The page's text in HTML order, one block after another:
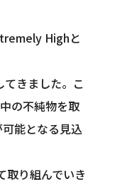
Highと
きました。こ
の不純物を取
能となる見込
取り組んでいき